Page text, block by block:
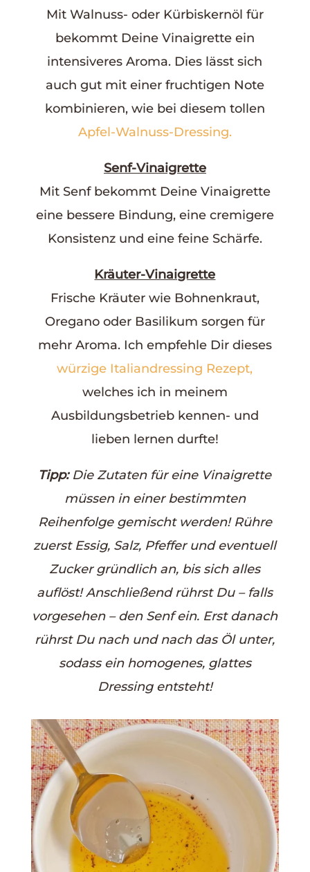
Mit Walnuss- oder Kürbiskernöl für
bekommt Deine Vinaigrette ein
intensiveres Aroma. Dies lässt sich
auch gut mit einer fruchtigen Note
kombinieren, wie bei diesem tollen
Apfel-Walnuss-Dressing.
Senf-Vinaigrette
Mit Senf bekommt Deine Vinaigrette
eine bessere Bindung, eine cremigere
Konsistenz und eine feine Schärfe.
Kräuter-Vinaigrette
Frische Kräuter wie Bohnenkraut,
Oregano oder Basilikum sorgen für
mehr Aroma. Ich empfehle Dir dieses
würzige Italiandressing Rezept,
welches ich in meinem
Ausbildungsbetrieb kennen- und
lieben lernen durfte!
Tipp:Die Zutaten für eine Vinaigrette
müssen in einer bestimmten
Reihenfolge gemischt werden! Rühre
zuerst Essig, Salz, Pfeffer und eventuell
Zucker gründlich an, bis sich alles
auflöst! Anschließend rührst Du – falls
vorgesehen – den Senf ein. Erst danach
rührst Du nach und nach das Öl unter,
sodass ein homogenes, glattes
Dressing entsteht!